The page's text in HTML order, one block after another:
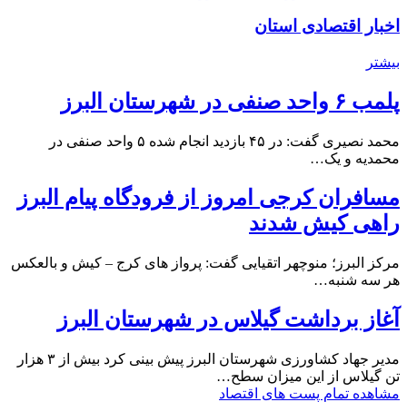
اخبار اقتصادی استان
بیشتر
پلمب ۶ واحد صنفی در شهرستان البرز
محمد نصیری گفت: در ۴۵ بازدید انجام شده ۵ واحد صنفی در
محمدیه و یک…
مسافران کرجی امروز از فرودگاه پیام البرز
راهی کیش شدند
مرکز البرز؛ منوچهر اتقیایی گفت: پرواز های کرج – کیش و بالعکس
هر سه شنبه…
آغاز برداشت گیلاس در شهرستان البرز
مدیر جهاد کشاورزی شهرستان البرز پیش بینی کرد بیش از ۳ هزار
تن گیلاس از این میزان سطح…
مشاهده تمام پست های اقتصاد